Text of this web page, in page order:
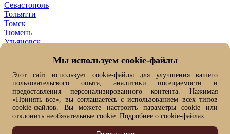
Севастополь
Тольятти
Томск
Тюмень
Ульяновск
Ярославль
Ваш город -Омск ?
Да Нет, выбрать другой
От выбранного города зависит цена товара и его наличие
Быстрый заказ
Имя*
Мы используем cookie-файлы
Этот сайт использует cookie-файлы для улучшения вашего
пользовательского опыта, аналитики посещаемости и
предоставления персонализированного контента. Нажимая
«Принять все», вы соглашаетесь с использованием всех типов
cookie-файлов. Вы можете настроить параметры cookie или
отклонить необязательные cookie. Подробнее о cookie-файлах